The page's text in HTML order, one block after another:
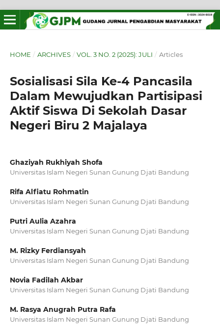
HOME / ARCHIVES / VOL. 3 NO. 2 (2025): JULI / Articles
Sosialisasi Sila Ke-4 Pancasila
Dalam Mewujudkan Partisipasi
Aktif Siswa Di Sekolah Dasar
Negeri Biru 2 Majalaya
Ghaziyah Rukhiyah Shofa
Universitas Islam Negeri Sunan Gunung Djati Bandung
Rifa Alfiatu Rohmatin
Universitas Islam Negeri Sunan Gunung Djati Bandung
Putri Aulia Azahra
Universitas Islam Negeri Sunan Gunung Djati Bandung
M. Rizky Ferdiansyah
Universitas Islam Negeri Sunan Gunung Djati Bandung
Novia Fadilah Akbar
Universitas Islam Negeri Sunan Gunung Djati Bandung
M. Rasya Anugrah Putra Rafa
Universitas Islam Negeri Sunan Gunung Djati Bandung